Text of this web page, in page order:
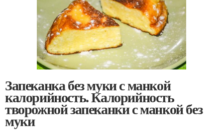
Запеканка без муки с манкой
калорийность. Калорийность
творожной запеканки с манкой без
муки